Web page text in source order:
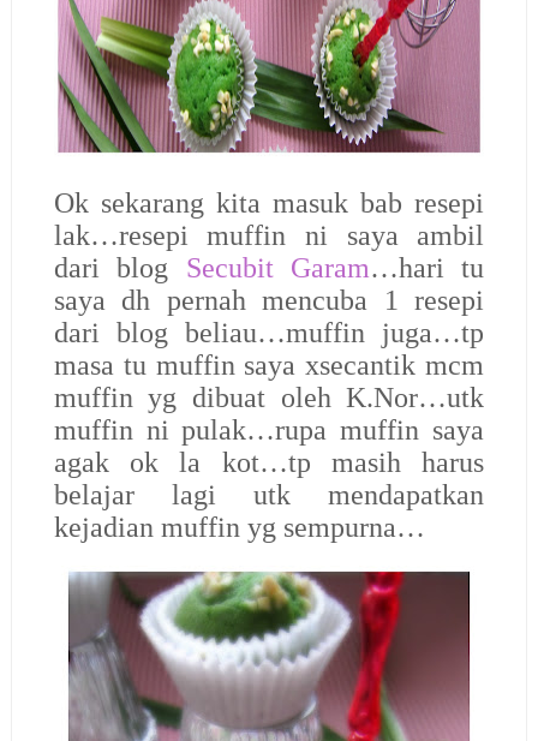
Ok sekarang kita masuk bab resepi
lak…resepi muffin ni saya ambil
dari blog Secubit Garam…hari tu
saya dh pernah mencuba 1 resepi
dari blog beliau…muffin juga…tp
masa tu muffin saya xsecantik mcm
muffin yg dibuat oleh K.Nor…utk
muffin ni pulak…rupa muffin saya
agak ok la kot…tp masih harus
belajar lagi utk mendapatkan
kejadian muffin yg sempurna…